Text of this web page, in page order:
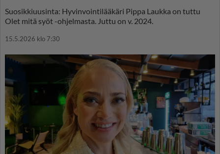
Suosikkiuusinta: Hyvinvointilääkäri Pippa Laukka on tuttu
Olet mitä syöt -ohjelmasta. Juttu on v. 2024.
15.5.2026 klo 7:30